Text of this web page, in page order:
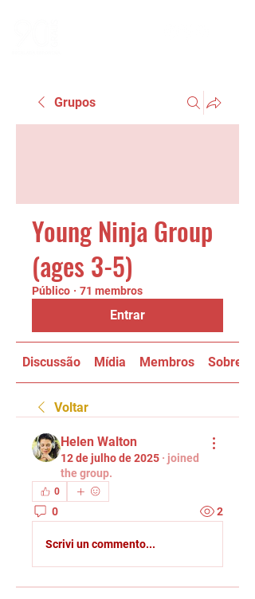
Grupos
Young Ninja Group
(ages 3-5)
Público · 71 membros
Entrar
Discussão Mídia Membros Sobre
Voltar
Helen Walton
12 de julho de 2025 · joined
the group.
0
0 2
Scrivi un commento...